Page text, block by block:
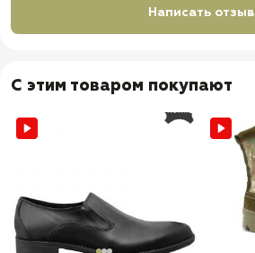
Написать отзыв
С этим товаром покупают